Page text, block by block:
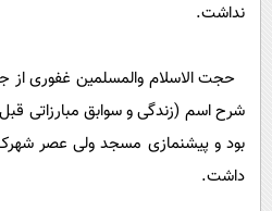
نداشت.
حجت الاسلام والمسلمین غفوری از
شرح اسم (زندگی و سوابق مبارزاتی
بود و پیشنمازی مسجد ولی عصر
داشت.